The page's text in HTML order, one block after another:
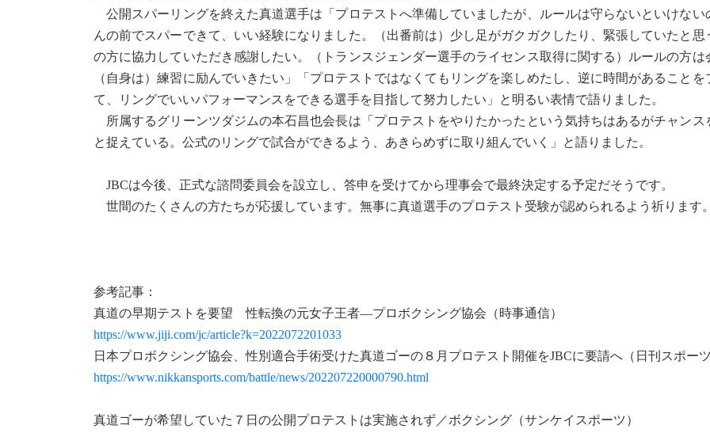
公開スパーリングを終えた真道選手は「プロテストへ準備していましたが、ルールは守らないといけない
んの前でスパーできて、いい経験になりました。（出番前は）少し足がガクガクしたり、緊張していたと思
の方に協力していただき感謝したい。（トランスジェンダー選手のライセンス取得に関する）ルールの方は
（自身は）練習に励んでいきたい」「プロテストではなくてもリングを楽しめたし、逆に時間があることを
て、リングでいいパフォーマンスをできる選手を目指して努力したい」と明るい表情で語りました。
所属するグリーンツダジムの本石昌也会長は「プロテストをやりたかったという気持ちはあるがチャンス
と捉えている。公式のリングで試合ができるよう、あきらめずに取り組んでいく」と語りました。
JBCは今後、正式な諮問委員会を設立し、答申を受けてから理事会で最終決定する予定だそうです。
世間のたくさんの方たちが応援しています。無事に真道選手のプロテスト受験が認められるよう祈ります
参考記事：
真道の早期テストを要望 性転換の元女子王者―プロボクシング協会（時事通信）
https://www.jiji.com/jc/article?k=2022072201033
日本プロボクシング協会、性別適合手術受けた真道ゴーの８月プロテスト開催をJBCに要請へ（日刊スポー
https://www.nikkansports.com/battle/news/202207220000790.html
真道ゴーが希望していた７日の公開プロテストは実施されず／ボクシング（サンケイスポーツ）